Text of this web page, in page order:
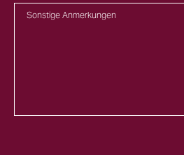
Sonstige Anmerkungen